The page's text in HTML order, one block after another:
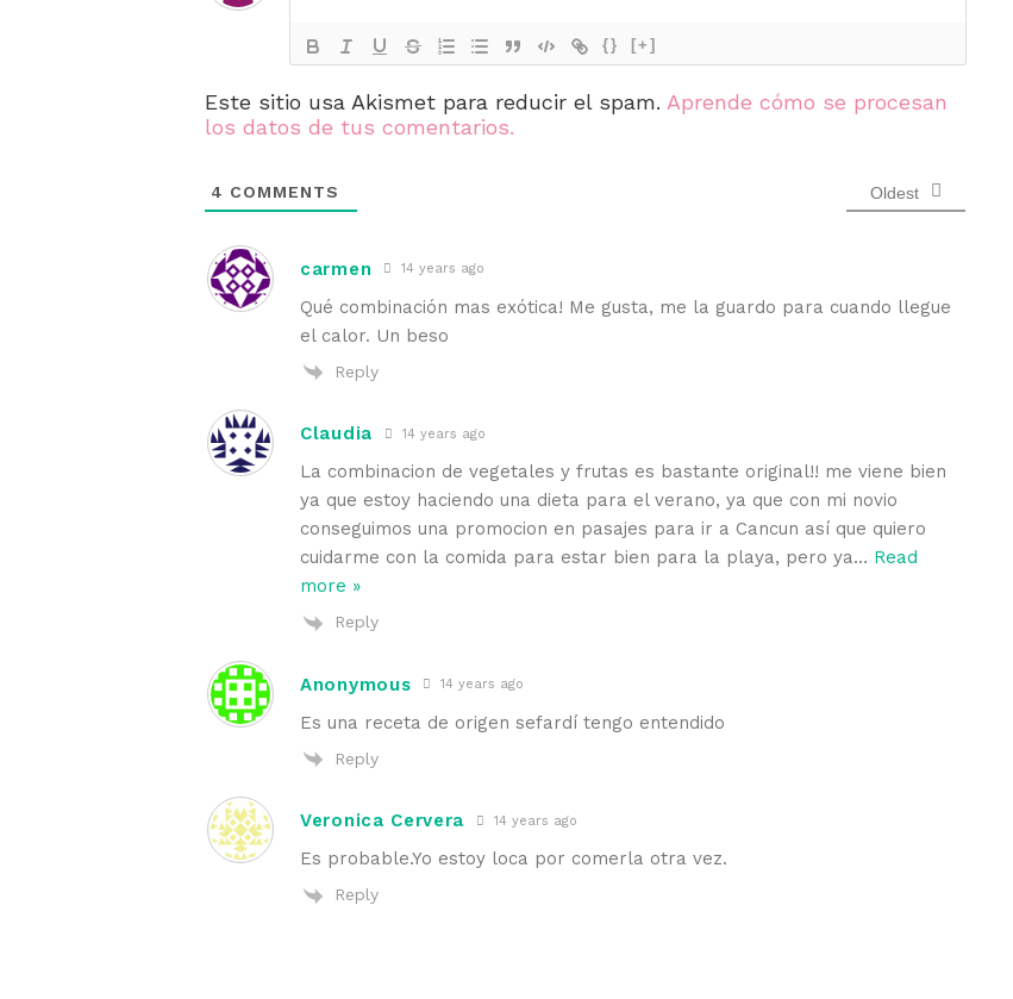
{} [+]
Este sitio usa Akismet para reducir el spam. Aprende cómo se procesan
los datos de tus comentarios.
4 COMMENTS Oldest
carmen 14 years ago
Qué combinación mas exótica! Me gusta, me la guardo para cuando llegue
el calor. Un beso
Reply
Claudia 14 years ago
La combinacion de vegetales y frutas es bastante original!! me viene bien
ya que estoy haciendo una dieta para el verano, ya que con mi novio
conseguimos una promocion en pasajes para ir a Cancun así que quiero
cuidarme con la comida para estar bien para la playa, pero ya… Read
more »
Reply
Anonymous 14 years ago
Es una receta de origen sefardí tengo entendido
Reply
Veronica Cervera 14 years ago
Es probable.Yo estoy loca por comerla otra vez.
Reply